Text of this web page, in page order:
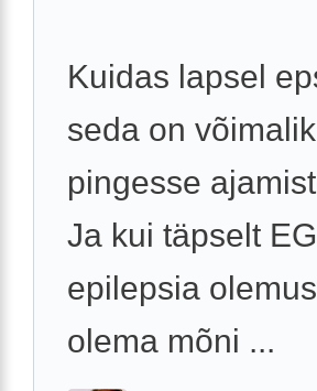
Kuidas lapsel
seda on
pingesse
Ja kui täpselt
epilepsia
olema mõni ...